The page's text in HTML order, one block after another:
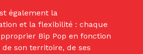
également la
et la flexibilité : chaque
Bip Pop en fonction
de son territoire, de ses